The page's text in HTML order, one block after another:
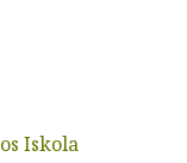
Iskola